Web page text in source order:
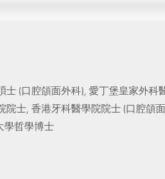
(口腔頜面外科), 愛丁堡皇家外科
士, 香港牙科醫學院院士 (口腔頜
學哲學博士